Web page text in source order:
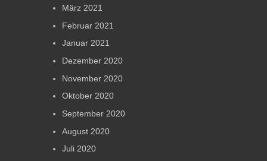
März 2021
Februar 2021
Januar 2021
Dezember 2020
November 2020
Oktober 2020
September 2020
August 2020
Juli 2020